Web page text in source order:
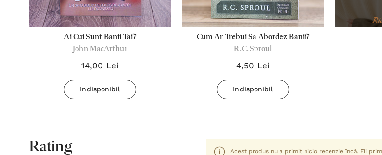
Ai Cui Sunt Banii Tai?
John MacArthur
14,00 Lei
Indisponibil
Cum Ar Trebui Sa Abordez Banii?
R.C. Sproul
4,50 Lei
Indisponibil
Rating Acest produs nu a primit nicio recenzie încă. Fii